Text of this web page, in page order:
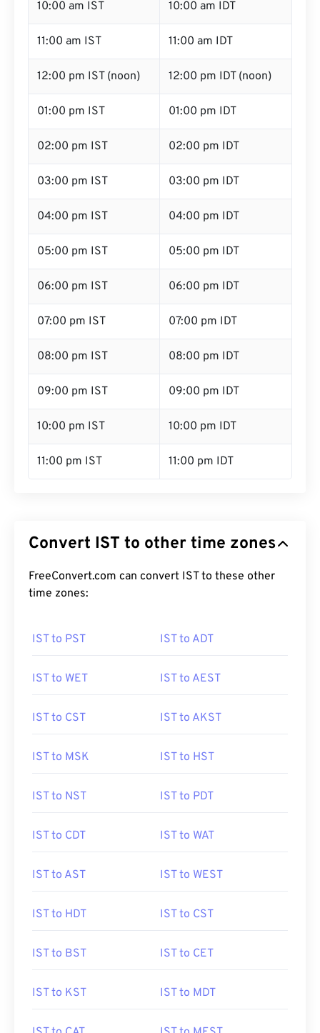
10:00 am IST 10:00 am IDT
11:00 am IST 11:00 am IDT
12:00 pm IST (noon) 12:00 pm IDT (noon)
01:00 pm IST 01:00 pm IDT
02:00 pm IST 02:00 pm IDT
03:00 pm IST 03:00 pm IDT
04:00 pm IST 04:00 pm IDT
05:00 pm IST 05:00 pm IDT
06:00 pm IST 06:00 pm IDT
07:00 pm IST 07:00 pm IDT
08:00 pm IST 08:00 pm IDT
09:00 pm IST 09:00 pm IDT
10:00 pm IST 10:00 pm IDT
11:00 pm IST 11:00 pm IDT
Convert IST to other time zones
FreeConvert.com can convert IST to these other
time zones:
IST to PST IST to ADT
IST to WET IST to AEST
IST to CST IST to AKST
IST to MSK IST to HST
IST to NST IST to PDT
IST to CDT IST to WAT
IST to AST IST to WEST
IST to HDT IST to CST
IST to BST IST to CET
IST to KST IST to MDT